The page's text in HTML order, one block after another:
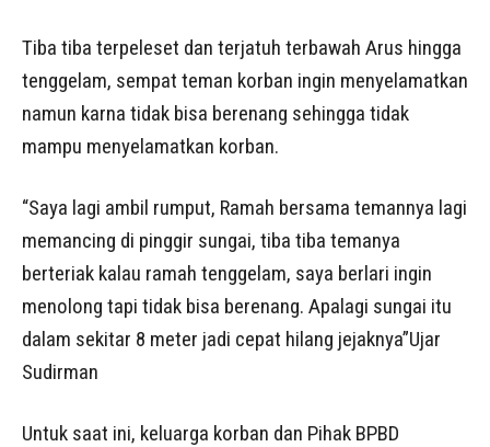
Tiba tiba terpeleset dan terjatuh terbawah Arus hingga
tenggelam, sempat teman korban ingin menyelamatkan
namun karna tidak bisa berenang sehingga tidak
mampu menyelamatkan korban.
“Saya lagi ambil rumput, Ramah bersama temannya lagi
memancing di pinggir sungai, tiba tiba temanya
berteriak kalau ramah tenggelam, saya berlari ingin
menolong tapi tidak bisa berenang. Apalagi sungai itu
dalam sekitar 8 meter jadi cepat hilang jejaknya”Ujar
Sudirman
Untuk saat ini, keluarga korban dan Pihak BPBD